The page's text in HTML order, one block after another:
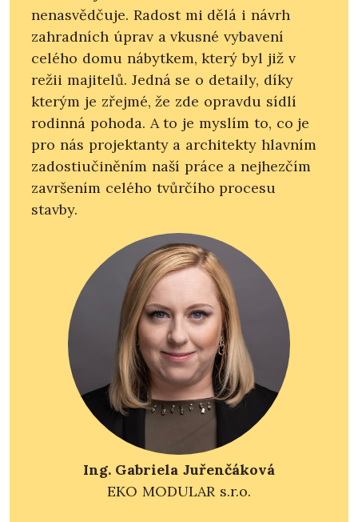
nenasvědčuje. Radost mi dělá i návrh
zahradních úprav a vkusné vybavení
celého domu nábytkem, který byl již v
režii majitelů. Jedná se o detaily, díky
kterým je zřejmé, že zde opravdu sídlí
rodinná pohoda. A to je myslím to, co je
pro nás projektanty a architekty hlavním
zadostiučiněním naší práce a nejhezčím
završením celého tvůrčího procesu
stavby.
Ing. Gabriela Juřenčáková
EKO MODULAR s.r.o.